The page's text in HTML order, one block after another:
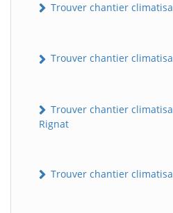
Trouver chantier
Trouver chantier
Trouver chantier
Rignat
Trouver chantier